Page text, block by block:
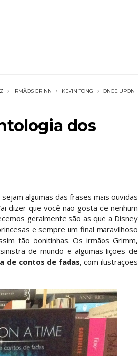
IRMÃOS GRINN KEVIN TONG
ONCE UPON
dos
sejam algumas das frases mais ouvidas
dizer que você não gosta de nenhum
geralmente são as que a Disney
e sempre um final maravilhoso
tão bonitinhas. Os irmãos Grimm,
de mundo e algumas lições de
de contos de fadas, com ilustrações